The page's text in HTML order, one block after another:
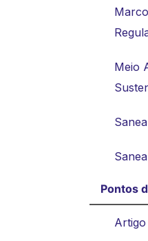
Meio
Pontos
Artigo